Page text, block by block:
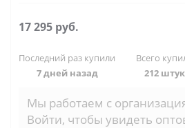
17 295 руб.
Последний раз купили
7 дней назад
Всего
212 штук
Мы работаем с
Войти, чтобы увидеть